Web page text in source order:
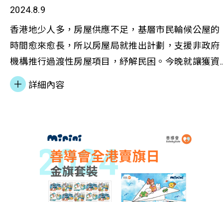
勢，創造多贏局面。在金融教育方面，銀行業策略夥
伴為基層家庭提供專門的理財工作坊，並設計高息戶
口和個人化理財指導。這種理論實踐並重的方式，不
僅提升居民的理財知識，更為他們提供具體的儲蓄工
具和動力。蘇凱君強調：「通過將居民日常財務挑戰
轉化為學習機會，能更有效地培養他們的理財能
指導。透過深入了解住戶的優勢和需求，結合專業的
市場視野，協助他們開拓更廣闊的職業發展空間。這
種全方位的支援模式已展現顯著成效，包括協助青年
住戶透過數碼技能培訓實現職業轉型，以及幫助單親
合作始於 2021年，成功推出首個少數族裔青年職涯
索計劃「自在地．活出真的你」，為逾 1,000名來自
同族裔背景的青年提供職業培訓及輔導。「置地公司
家基金」進一步支持「自在地．活出真的你」最新計
年的中文能力及職場技能，連繫多元職涯發展機會
長。不少受惠青年現已加入多間大型企業工作，當中
包括置地公司在內。 擁有少數族裔背景﹑畢業於香
城市大學的 Mellissa 分享其經歷：「能夠成功畢業於
社會及行為科學系（犯罪學）是我努力奮鬥的成果。
『自在地．活出真的你』計劃提供的職前預備工作坊
馬會躍見新生活計劃」的全新脫貧介入模式，使街坊
實踐健康的生活模式，享有就業諮詢和培訓服務，建
立鄰舍互助網絡和增進社區參與，從而提升7大家庭
力。 戴副局長致辭指「善匯」位於交通及民生配套
善的社區，是過渡性房屋項目其中一個「荀盤」。隨
著「簡約公屋」於2024-25年度開始分階段落成，主
餘，亦可充分發揮其社區援助角色，幫助更多「乙類
租戶」，例如居住於「劏房」但輪候傳統公屋未滿三
年的人士，因此欣見善導會為「善匯」居民提供不同
社會服務，加強他們與社區的聯繫，從而建立他們的
2024.8.9
香港地少人多，房屋供應不足，基層市民輪候公屋的
時間愈來愈長，所以房屋局就推出計劃，支援非政府
機構推行過渡性房屋項目，紓解民困。今晚就讓獲資
助機構分享過渡性房屋計劃的詳情。點擊重溫：香港
電台網站#過渡性房屋#基層#房屋供應#房屋局#善導
詳細內容